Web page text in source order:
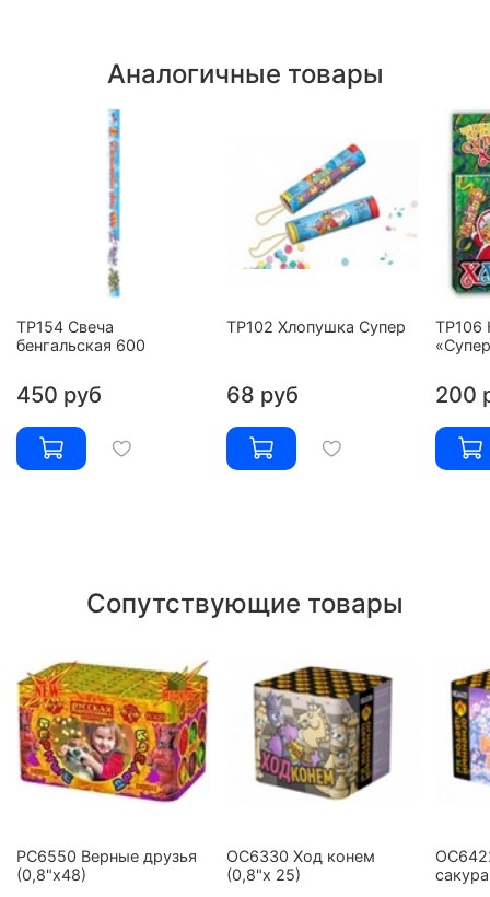
Аналогичные товары
ТР154 Свеча
бенгальская 600
450 руб
ТР102 Хлопушка Супер
68 руб
ТР106
200
Сопутствующие товары
РС6550 Верные друзья
(0,8"х48)
ОС6330 Ход конем
(0,8"х 25)